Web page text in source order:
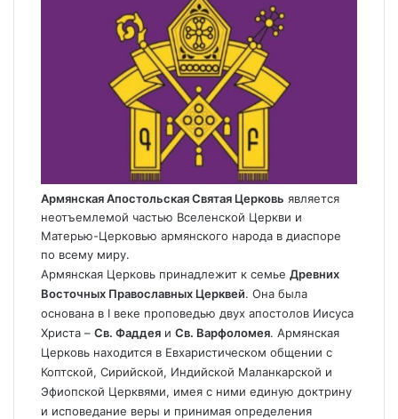
Армянская Апостольская Святая Церковь является
неотъемлемой частью Вселенской Церкви и
Матерью-Церковью армянского народа в диаспоре
по всему миру.
Армянская Церковь принадлежит к семье Древних
Восточных Православных Церквей. Она была
основана в I веке проповедью двух апостолов Иисуса
Христа – Св. Фаддея и Св. Варфоломея. Армянская
Церковь находится в Евхаристическом общении с
Коптской, Сирийской, Индийской Маланкарской и
Эфиопской Церквями, имея с ними единую доктрину
и исповедание веры и принимая определения